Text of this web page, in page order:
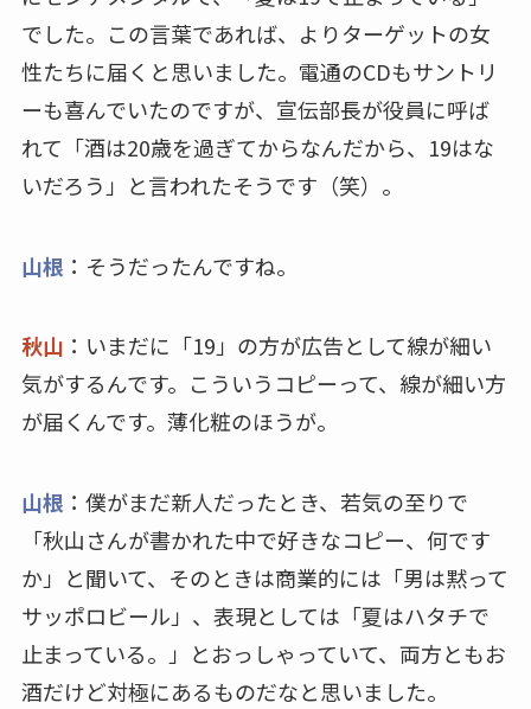
でした。この言葉であれば、よりターゲットの女
性たちに届くと思いました。電通のCDもサントリ
ーも喜んでいたのですが、宣伝部長が役員に呼ば
れて「酒は20歳を過ぎてからなんだから、19はな
いだろう」と言われたそうです（笑）。
山根 ：そうだったんですね。
秋山 ：いまだに「19」の方が広告として線が細い
気がするんです。こういうコピーって、線が細い方
が届くんです。薄化粧のほうが。
山根 ：僕がまだ新人だったとき、若気の至りで
「秋山さんが書かれた中で好きなコピー、何です
か」と聞いて、そのときは商業的には「男は黙って
サッポロビール」、表現としては「夏はハタチで
止まっている。」とおっしゃっていて、両方ともお
酒だけど対極にあるものだなと思いました。